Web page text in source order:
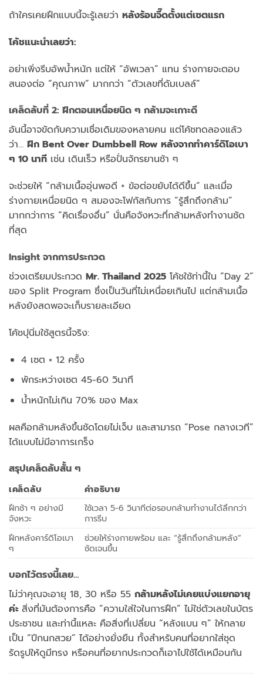
ถ้าใครเคยฝึกแบบนี้จะรู้เลยว่า หลังร้อนจี๊ดตั้งแต่เซตแรก
โค้ชแนะนำเลยว่า:
อย่าเพิ่งรีบอัพน้ำหนัก แต่ให้ “อัพเวลา” แทน ร่างกายจะตอบ
สนองต่อ “คุณภาพ” มากกว่า “ตัวเลขที่ดัมเบลล์”
เคล็ดลับที่ 2: ฝึกตอนเหนื่อยนิด ๆ กล้ามจะเกาะดี
อันนี้อาจขัดกับความเชื่อเดิมของหลายคน แต่โค้ชทดลองแล้ว
ว่า… ฝึก Bent Over Dumbbell Row หลังจากทำคาร์ดิโอเบา
ๆ 10 นาที เช่น เดินเร็ว หรือปั่นจักรยานช้า ๆ
จะช่วยให้ “กล้ามเนื้ออุ่นพอดี + ข้อต่อขยับได้ดีขึ้น” และเมื่อ
ร่างกายเหนื่อยนิด ๆ สมองจะโฟกัสกับการ “รู้สึกถึงกล้าม”
มากกว่าการ “คิดเรื่องอื่น” นั่นคือจังหวะที่กล้ามหลังทำงานชัด
ที่สุด
Insight จากการประกวด
ช่วงเตรียมประกวด Mr. Thailand 2025 โค้ชใช้ท่านี้ใน “Day 2”
ของ Split Program ซึ่งเป็นวันที่ไม่เหนื่อยเกินไป แต่กล้ามเนื้อ
หลังยังสดพอจะเก็บรายละเอียด
โค้ชปุนิ่มใช้สูตรนี้จริง:
4 เซต × 12 ครั้ง
พักระหว่างเซต 45-60 วินาที
น้ำหนักไม่เกิน 70% ของ Max
ผลคือกล้ามหลังขึ้นชัดโดยไม่เจ็บ และสามารถ “Pose กลางเวที”
ได้แบบไม่มีอาการเกร็ง
สรุปเคล็ดลับสั้น ๆ
เคล็ดลับ
คำอธิบาย
ฝึกช้า ๆ อย่างมี
จังหวะ
ใช้เวลา 5-6 วินาทีต่อรอบกล้ามทำงานได้ลึกกว่า
การรีบ
ฝึกหลังคาร์ดิโอเบา
ๆ
ช่วยให้ร่างกายพร้อม และ “รู้สึกถึงกล้ามหลัง”
ชัดเจนขึ้น
บอกไว้ตรงนี้เลย…
ไม่ว่าคุณจะอายุ 18, 30 หรือ 55 กล้ามหลังไม่เคยแบ่งแยกอายุ
ค่ะ สิ่งที่มันต้องการคือ “ความใส่ใจในการฝึก” ไม่ใช่ตัวเลขในบัตร
ประชาชน และท่านี้แหละ คือสิ่งที่เปลี่ยน “หลังแบน ๆ” ให้กลาย
เป็น “ปีกนกสวย” ได้อย่างยั่งยืน ทั้งสำหรับคนที่อยากใส่ชุด
รัดรูปให้ดูมีทรง หรือคนที่อยากประกวดก็เอาไปใช้ได้เหมือนกัน